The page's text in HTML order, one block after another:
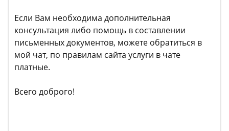
Если Вам необходима дополнительная
консультация либо помощь в составлении
письменных документов, можете обратиться в
мой чат, по правилам сайта услуги в чате
платные.
Всего доброго!